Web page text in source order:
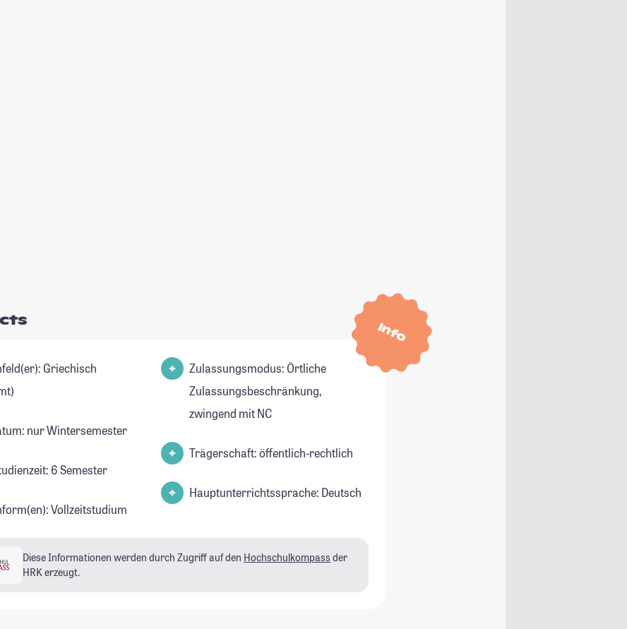
Info
Griechisch
nur Wintersemester
6 Semester
Vollzeitstudium
Zulassungsmodus: Örtliche
Zulassungsbeschränkung,
zwingend mit NC
Trägerschaft: öffentlich-rechtlich
Hauptunterrichtssprache: Deutsch
Diese Informationen werden durch Zugriff auf den Hochschulkompass der
HRK erzeugt.